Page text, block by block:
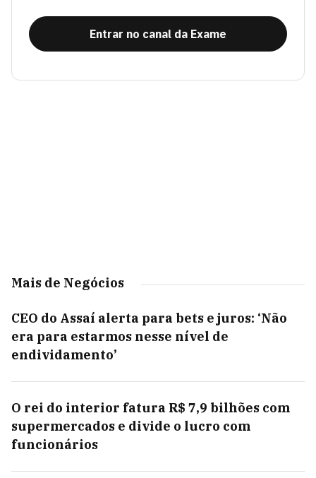
Entrar no canal da Exame
Mais de Negócios
CEO do Assaí alerta para bets e juros: ‘Não
era para estarmos nesse nível de
endividamento’
O rei do interior fatura R$ 7,9 bilhões com
supermercados e divide o lucro com
funcionários